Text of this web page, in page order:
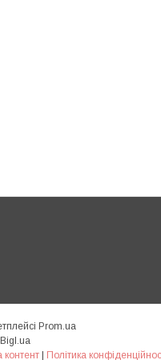
Prom.ua
контент Політика